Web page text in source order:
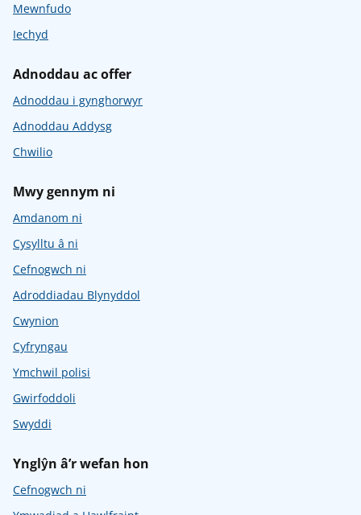
Mewnfudo
Iechyd
Adnoddau ac offer
Adnoddau i gynghorwyr
Adnoddau Addysg
Chwilio
Mwy gennym ni
Amdanom ni
Cysylltu â ni
Cefnogwch ni
Adroddiadau Blynyddol
Cwynion
Cyfryngau
Ymchwil polisi
Gwirfoddoli
Swyddi
Ynglŷn â’r wefan hon
Cefnogwch ni